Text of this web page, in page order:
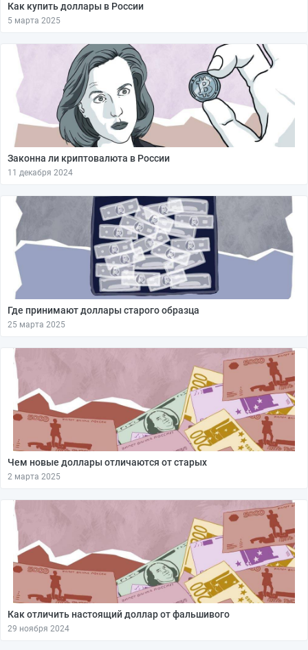
Как купить доллары в России
5 марта 2025
Законна ли криптовалюта в России
11 декабря 2024
Где принимают доллары старого образца
25 марта 2025
Чем новые доллары отличаются от старых
2 марта 2025
Как отличить настоящий доллар от фальшивого
29 ноября 2024